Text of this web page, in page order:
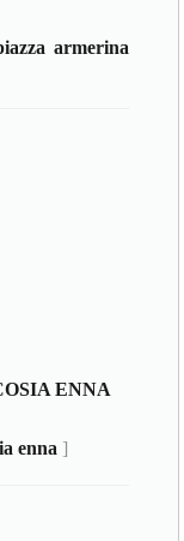
armerina
ENNA
enna ]